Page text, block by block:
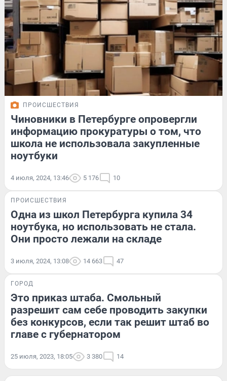
ПРОИСШЕСТВИЯ
Чиновники в Петербурге опровергли
информацию прокуратуры о том, что
школа не использовала закупленные
ноутбуки
4 июля, 2024, 13:46 5 176 10
ПРОИСШЕСТВИЯ
Одна из школ Петербурга купила 34
ноутбука, но использовать не стала.
Они просто лежали на складе
3 июля, 2024, 13:08 14 663 47
ГОРОД
Это приказ штаба. Смольный
разрешит сам себе проводить закупки
без конкурсов, если так решит штаб во
главе с губернатором
25 июля, 2023, 18:05 3 380 14